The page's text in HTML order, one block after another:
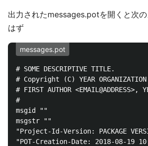
出力されたmessages.potを開くと次
はず
messages.pot
# SOME DESCRIPTIVE TITLE.
# Copyright (C) YEAR ORGANIZATION
# FIRST AUTHOR <EMAIL@ADDRESS>,
#
msgid ""
msgstr ""
"Project-Id-Version: PACKAGE
"POT-Creation-Date: 2018-08-19